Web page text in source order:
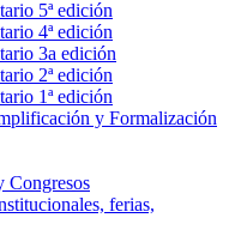
5ª edición
4ª edición
3a edición
2ª edición
1ª edición
y Formalización
Congresos
ferias,